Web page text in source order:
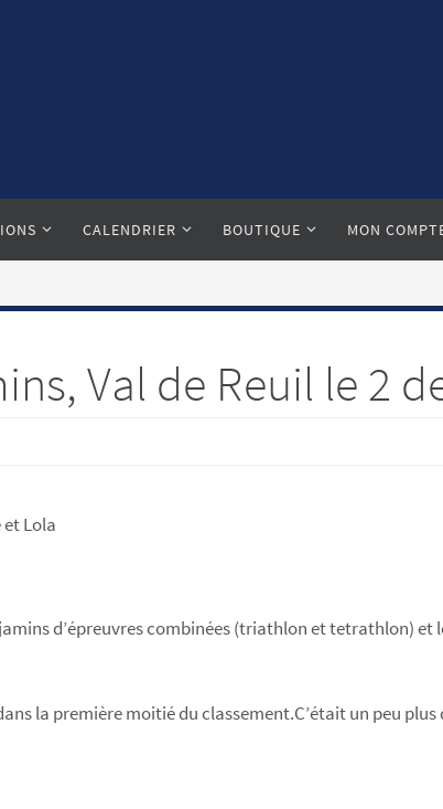
CALENDRIER BOUTIQUE MON
Val de Reuil le 2
Lola
d’épreuvres combinées (triathlon et tetrathlon) et
la première moitié du classement.C’était un peu